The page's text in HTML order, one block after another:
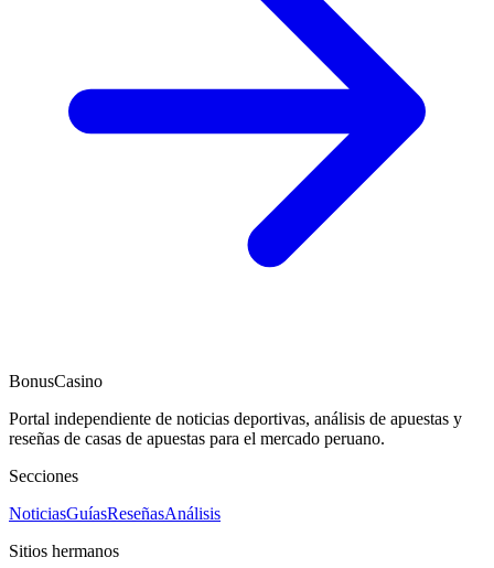
BonusCasino
Portal independiente de noticias deportivas, análisis de apuestas y
reseñas de casas de apuestas para el mercado peruano.
Secciones
NoticiasGuíasReseñasAnálisis
Sitios hermanos